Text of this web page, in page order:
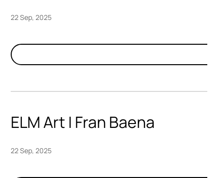
22 Sep, 2025
ELM Art | Fran Baena
22 Sep, 2025